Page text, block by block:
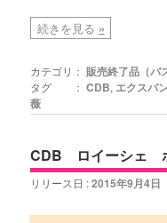
続きを見る »
カテゴリ： 販売終了品（バ
タグ ： CDB, エクスパ
薇
CDB ロイーシェ
リリース日 :2015年9月4日